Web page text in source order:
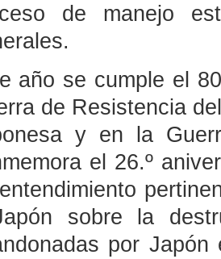
de manejo
año se cumple el
de Resistencia
y en la
el 26.º
sobre la
por